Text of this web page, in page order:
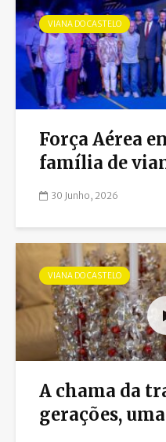
VIANA DO CASTELO
Força Aérea
família de
30 Junho, 2026
VIANA DO CASTELO
A chama da
gerações,